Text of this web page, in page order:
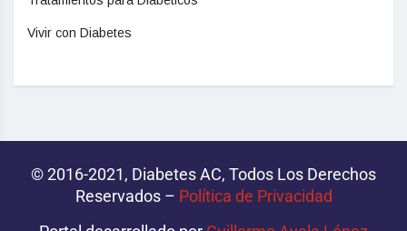
Vivir con Diabetes
© 2016-2021, Diabetes AC, Todos Los Derechos
Reservados – Política de Privacidad‌­